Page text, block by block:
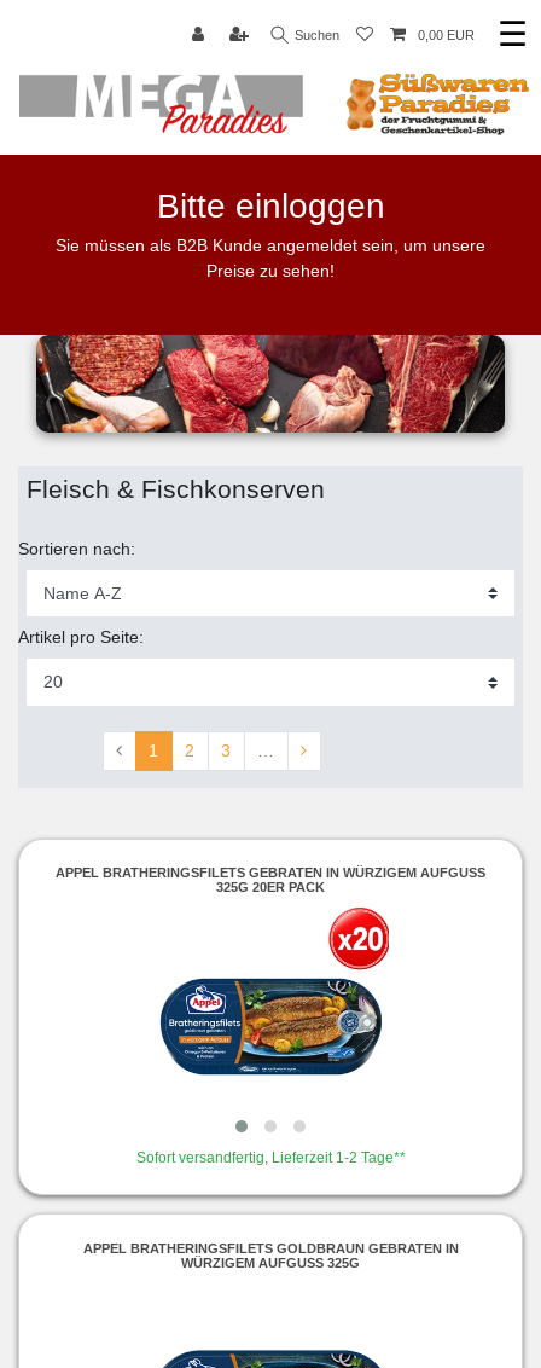
Suchen 0,00 EUR ☰
Bitte einloggen
Sie müssen als B2B Kunde angemeldet sein, um unsere
Preise zu sehen!
Fleisch & Fischkonserven
Sortieren nach:
Artikel pro Seite:
1 2 3
APPEL BRATHERINGSFILETS GEBRATEN IN WÜRZIGEM AUFGUSS
325G 20ER PACK
Sofort versandfertig, Lieferzeit 1-2 Tage**
APPEL BRATHERINGSFILETS GOLDBRAUN GEBRATEN IN
WÜRZIGEM AUFGUSS 325G